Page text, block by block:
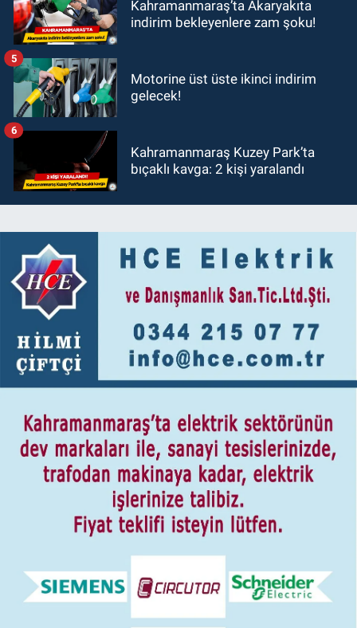
Kahramanmaraş’ta Akaryakıta
indirim bekleyenlere zam şoku!
Motorine üst üste ikinci indirim
gelecek!
5
Kahramanmaraş Kuzey Park’ta
bıçaklı kavga: 2 kişi yaralandı
6